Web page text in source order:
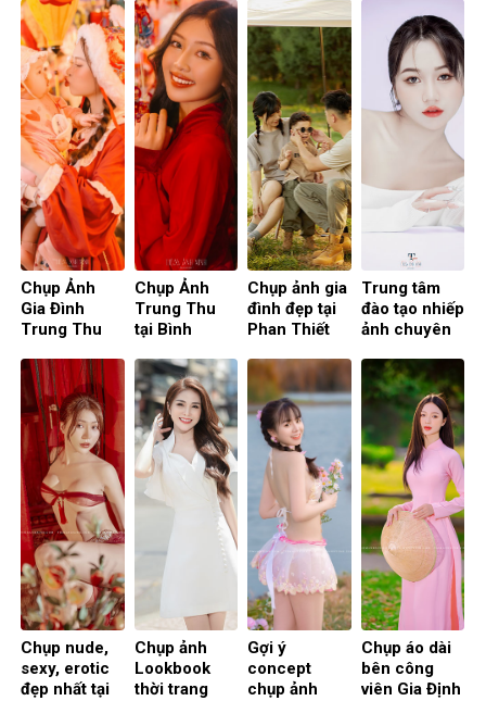
Chí Minh –
Dịch vụ tốt
nhất và góc
chụp đẹp
cảm – quyến
rũ
Thuật Chụp
Ảnh Cặp Đôi
Tạo Sự Cuốn
Hút”
Chụp Ảnh
Gia Đình
Trung Thu
Niệm Ngày
Hội Đoàn
Viên
Chụp Ảnh
Trung Thu
tại Bình
Nên Những
Kỷ Niệm
Đáng Nhớ
Chụp ảnh gia
đình đẹp tại
Phan Thiết
Trung tâm
đào tạo nhiếp
ảnh chuyên
Gòn
Chụp nude,
sexy, erotic
đẹp nhất tại
Chụp ảnh
Lookbook
thời trang
Gợi ý
concept
chụp ảnh
Chụp áo dài
bên công
viên Gia Định